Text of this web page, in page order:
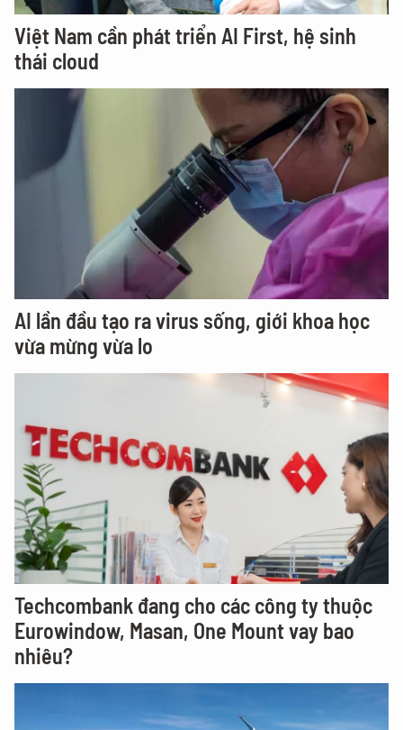
Việt Nam cần phát triển AI First, hệ sinh
thái cloud
AI lần đầu tạo ra virus sống, giới khoa học
vừa mừng vừa lo
Techcombank đang cho các công ty thuộc
Eurowindow, Masan, One Mount vay bao
nhiêu?